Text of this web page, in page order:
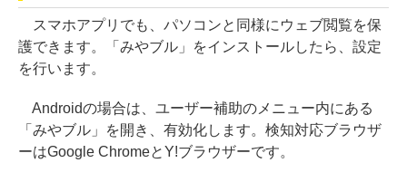
スマホアプリでも、パソコンと同様にウェブ閲覧を保
護できます。「みやブル」をインストールしたら、設定
を行います。
Androidの場合は、ユーザー補助のメニュー内にある
「みやブル」を開き、有効化します。検知対応ブラウザ
ーはGoogle ChromeとY!ブラウザーです。